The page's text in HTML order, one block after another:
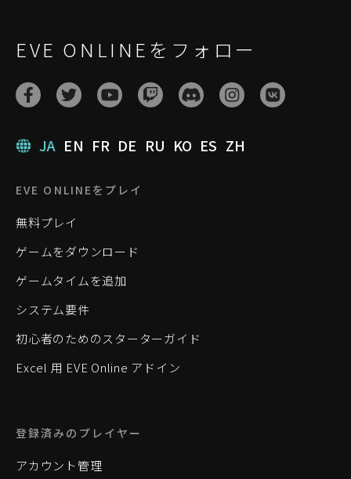
EVE ONLINEをフォロー
JA EN FR DE RU KO ES ZH
EVE ONLINEをプレイ
無料プレイ
ゲームをダウンロード
ゲームタイムを追加
システム要件
初心者のためのスターターガイド
Excel 用 EVE Online アドイン
登録済みのプレイヤー
アカウント管理